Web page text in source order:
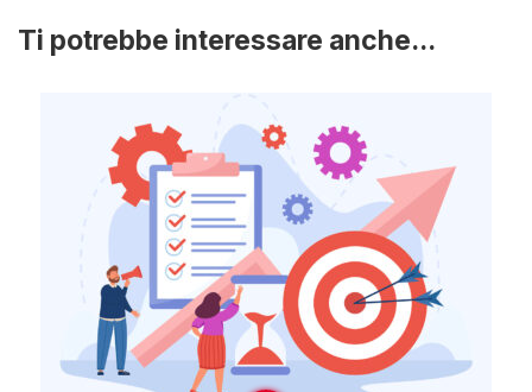
Ti potrebbe interessare anche...